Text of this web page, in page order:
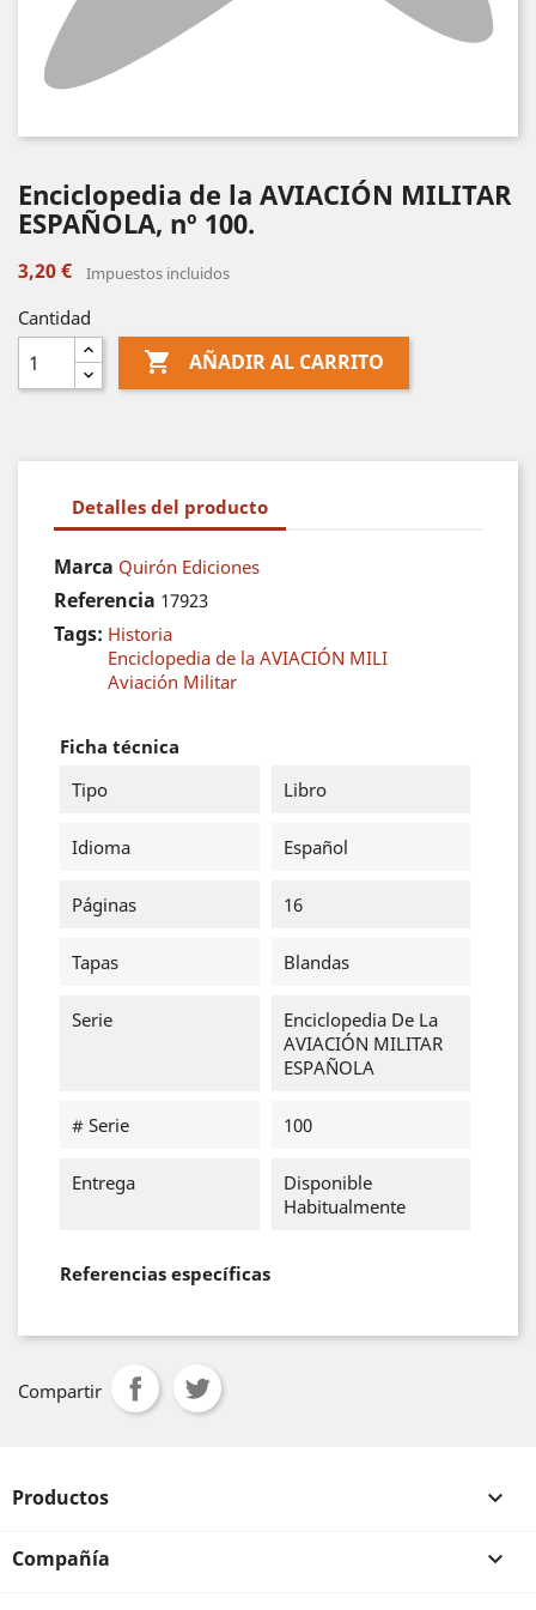
Enciclopedia de la AVIACIÓN MILITAR
ESPAÑOLA, nº 100.
3,20 € Impuestos incluidos
Cantidad
 AÑADIR AL CARRITO
Detalles del producto
Marca Quirón Ediciones
Referencia 17923
Tags: Historia
Enciclopedia de la AVIACIÓN MILI
Aviación Militar
Ficha técnica
Tipo
Libro
Idioma Español
Páginas 16
Tapas Blandas
Serie
Enciclopedia De La
AVIACIÓN MILITAR
ESPAÑOLA
# Serie 100
Entrega
Disponible
Habitualmente
Referencias específicas
Compartir
Productos 
Compañía 